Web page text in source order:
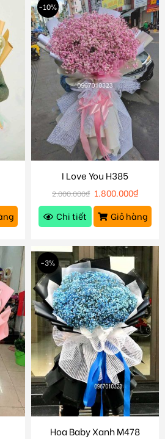
-10%
I Love You H385
2.000.000₫ 1.800.000₫
Chi tiết
Giỏ hàng
-3%
Hoa Baby Xanh M478